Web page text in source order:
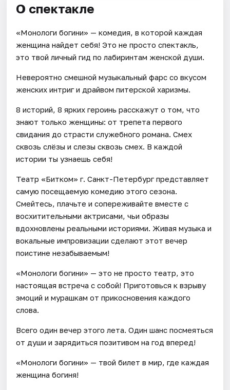
О спектакле
«Монологи богини» — комедия, в которой каждая
женщина найдет себя! Это не просто спектакль,
это твой личный гид по лабиринтам женской души.
Невероятно смешной музыкальный фарс со вкусом
женских интриг и драйвом питерской харизмы.
8 историй, 8 ярких героинь расскажут о том, что
знают только женщины: от трепета первого
свидания до страсти служебного романа. Смех
сквозь слёзы и слезы сквозь смех. В каждой
истории ты узнаешь себя!
Театр «Битком» г. Санкт-Петербург представляет
самую посещаемую комедию этого сезона.
Смейтесь, плачьте и сопереживайте вместе с
восхитительными актрисами, чьи образы
вдохновлены реальными историями. Живая музыка и
вокальные импровизации сделают этот вечер
поистине незабываемым!
«Монологи богини» — это не просто театр, это
настоящая встреча с собой! Приготовься к взрыву
эмоций и мурашкам от прикосновения каждого
слова.
Всего один вечер этого лета. Один шанс посмеяться
от души и зарядиться позитивом на год вперед!
«Монологи богини» — твой билет в мир, где каждая
женщина богиня!